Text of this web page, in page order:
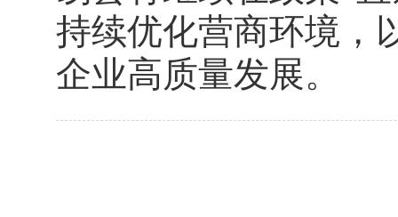
持续优化营商环境，
企业高质量发展。